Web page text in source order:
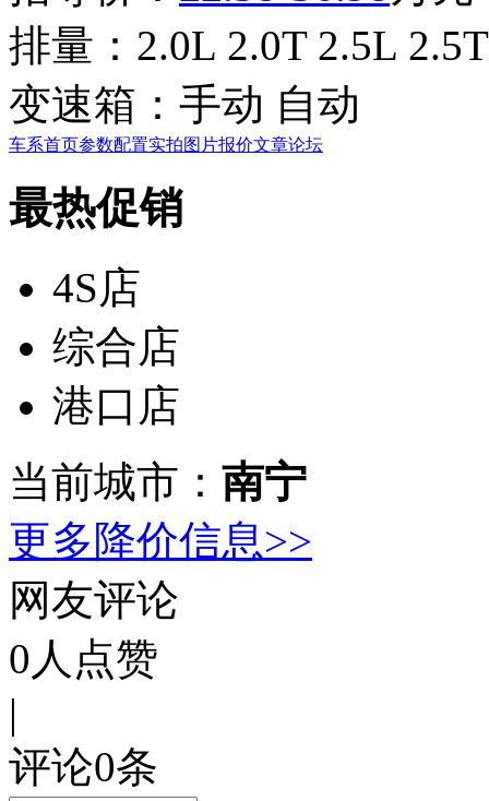
排量： 2.0L 2.0T 2.5L 2.5T
变速箱： 手动 自动
车系首页参数配置实拍图片报价文章论坛
最热促销
4S店
综合店
港口店
当前城市： 南宁
更多降价信息>>
网友评论
0 人点赞
|
评论0条